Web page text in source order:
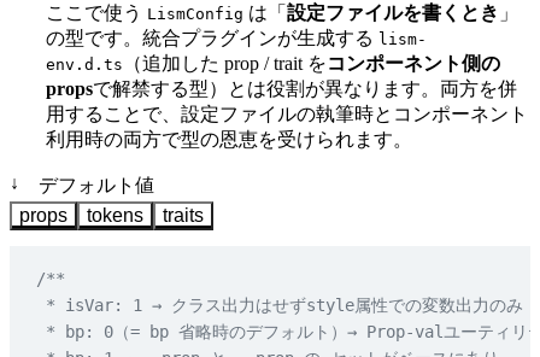
ここで使う LismConfig は「 設定ファイルを書くとき 」
の型です。統合プラグインが生成する lism-
env.d.ts
（追加した prop / trait をコンポーネント側の
propsで解禁する型）とは役割が異なります。両方を併
用することで、設定ファイルの執筆時とコンポーネント
利用時の両方で型の恩恵を受けられます。
↓
デフォルト値
props
tokens traits
/**
* isVar: 1 → クラス出力はせずstyle属性での変数出力の
* bp: 0（= bp 省略時のデフォルト）→ Prop-valユーティリ